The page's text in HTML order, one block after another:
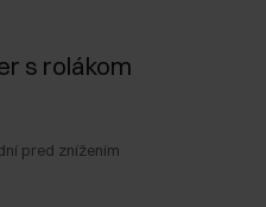
s rolákom
pred znížením